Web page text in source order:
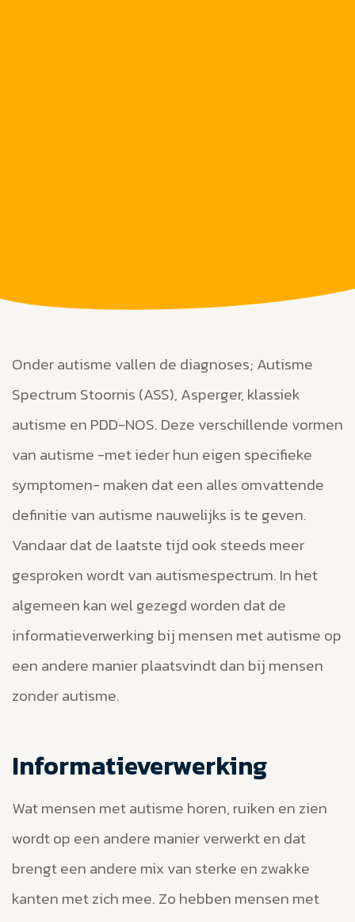
Onder autisme vallen de diagnoses; Autisme
Spectrum Stoornis (ASS), Asperger, klassiek
autisme en PDD-NOS. Deze verschillende vormen
van autisme -met ieder hun eigen specifieke
symptomen- maken dat een alles omvattende
definitie van autisme nauwelijks is te geven.
Vandaar dat de laatste tijd ook steeds meer
gesproken wordt van autismespectrum. In het
algemeen kan wel gezegd worden dat de
informatieverwerking bij mensen met autisme op
een andere manier plaatsvindt dan bij mensen
zonder autisme.
Informatieverwerking
Wat mensen met autisme horen, ruiken en zien
wordt op een andere manier verwerkt en dat
brengt een andere mix van sterke en zwakke
kanten met zich mee. Zo hebben mensen met